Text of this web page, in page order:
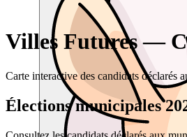
Villes Futures —
Carte interactive des candidats déclarés
Élections municipales